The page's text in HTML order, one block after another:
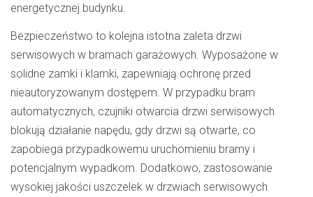
energetycznej budynku.
Bezpieczeństwo to kolejna istotna zaleta drzwi
serwisowych w bramach garażowych. Wyposażone w
solidne zamki i klamki, zapewniają ochronę przed
nieautoryzowanym dostępem. W przypadku bram
automatycznych, czujniki otwarcia drzwi serwisowych
blokują działanie napędu, gdy drzwi są otwarte, co
zapobiega przypadkowemu uruchomieniu bramy i
potencjalnym wypadkom. Dodatkowo, zastosowanie
wysokiej jakości uszczelek w drzwiach serwisowych